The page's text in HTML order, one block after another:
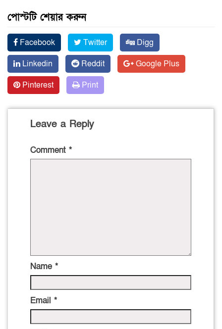
পোস্টটি শেয়ার করুন
Facebook Twitter
Digg
Linkedin
Reddit
Google Plus
Pinterest
Print
Leave a Reply
Comment *
Name *
Email *